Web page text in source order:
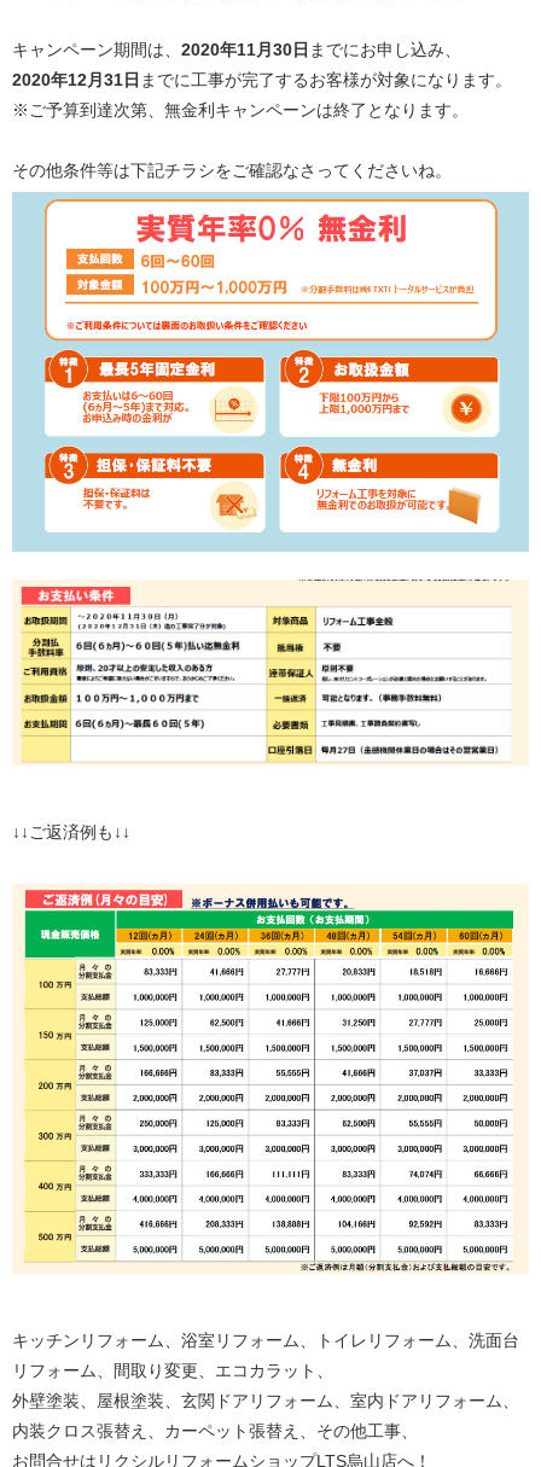
キャンペーン期間は、 2020年11月30日 までにお申し込み、
2020年12月31日 までに工事が完了するお客様が対象になります。
※ご予算到達次第、無金利キャンペーンは終了となります。
その他条件等は下記チラシをご確認なさってくださいね。
↓↓ご返済例も↓↓
キッチンリフォーム、浴室リフォーム、トイレリフォーム、洗面台
リフォーム、間取り変更、エコカラット、
外壁塗装、屋根塗装、玄関ドアリフォーム、室内ドアリフォーム、
内装クロス張替え、カーペット張替え、その他工事、
お問合せはリクシルリフォームショップLTS烏山店へ！